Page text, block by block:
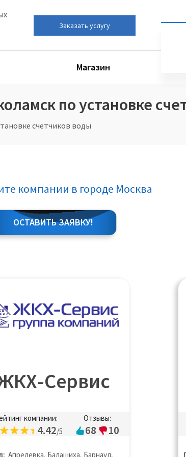
Заказать услугу
Магазин
по установке
счетчиков воды
компании в городе Москва
ОСТАВИТЬ ЗАЯВКУ!
Сервис
компании:
4.42/5
Отзывы:
68 10
Апрелевка, Балашиха, Барнаул,